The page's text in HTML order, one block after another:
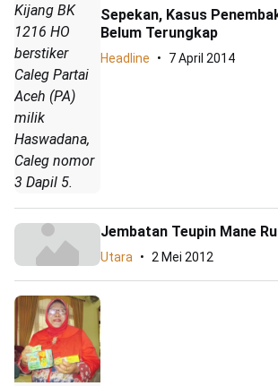
Kijang BK
1216 HO
berstiker
Caleg Partai
Aceh (PA)
milik
Haswadana,
Caleg nomor
3 Dapil 5.
Sepekan, Kasus
Belum Terungkap
Headline 7 April 2014
Jembatan Teupin Mane
Utara 2 Mei 2012